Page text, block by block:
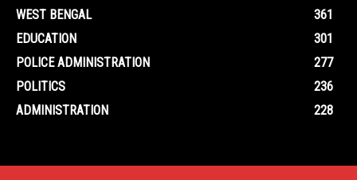
WEST BENGAL
361
EDUCATION
301
POLICE ADMINISTRATION
277
POLITICS
236
ADMINISTRATION
228